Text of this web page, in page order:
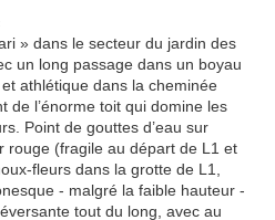
» dans le secteur du jardin des
un long passage dans un boyau
athlétique dans la cheminée
de l’énorme toit qui domine les
Point de gouttes d’eau sur
rouge (fragile au départ de L1 et
fleurs dans la grotte de L1,
- malgré la faible hauteur -
tout du long, avec au